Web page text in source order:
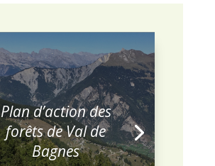
Plan d’action des
forêts de Val de
Bagnes